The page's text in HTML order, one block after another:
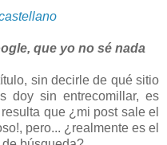
que yo no sé nada
sin decirle de qué sitio
doy sin entrecomillar, es
que ¿mi post sale el
pero... ¿realmente es el